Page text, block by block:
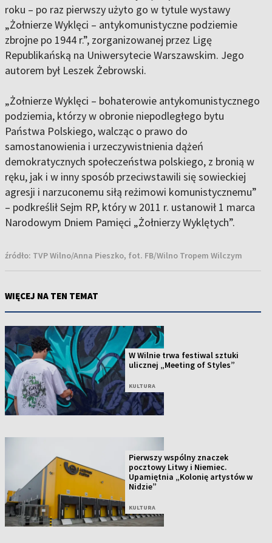
roku – po raz pierwszy użyto go w tytule wystawy
„Żołnierze Wyklęci – antykomunistyczne podziemie
zbrojne po 1944 r.”, zorganizowanej przez Ligę
Republikańską na Uniwersytecie Warszawskim. Jego
autorem był Leszek Żebrowski.
„Żołnierze Wyklęci – bohaterowie antykomunistycznego
podziemia, którzy w obronie niepodległego bytu
Państwa Polskiego, walcząc o prawo do
samostanowienia i urzeczywistnienia dążeń
demokratycznych społeczeństwa polskiego, z bronią w
ręku, jak i w inny sposób przeciwstawili się sowieckiej
agresji i narzuconemu siłą reżimowi komunistycznemu”
– podkreślił Sejm RP, który w 2011 r. ustanowił 1 marca
Narodowym Dniem Pamięci „Żołnierzy Wyklętych”.
źródło: TVP Wilno/Anna Pieszko, fot. FB/Wilno Tropem Wilczym
WIĘCEJ NA TEN TEMAT
W Wilnie trwa festiwal sztuki
ulicznej „Meeting of Styles”
KULTURA
Pierwszy wspólny znaczek
pocztowy Litwy i Niemiec.
Upamiętnia „Kolonię artystów w
Nidzie”
KULTURA